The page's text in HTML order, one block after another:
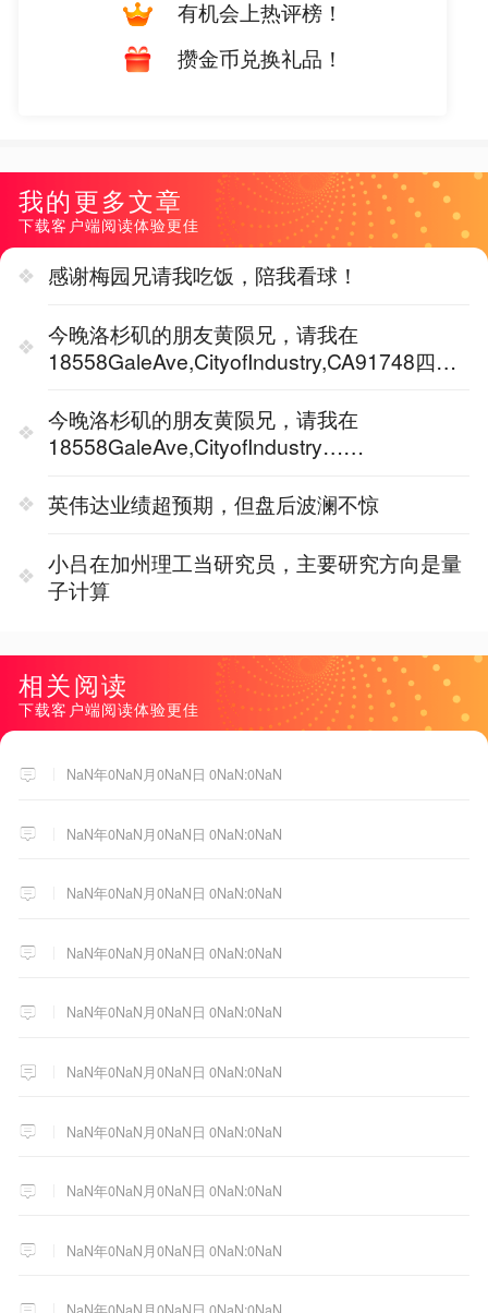
有机会上热评榜！
攒金币兑换礼品！
我的更多文章
下载客户端阅读体验更佳
感谢梅园兄请我吃饭，陪我看球！
今晚洛杉矶的朋友黄陨兄，请我在
18558GaleAve,CityofIndustry,CA91748四季
今晚洛杉矶的朋友黄陨兄，请我在
18558GaleAve,CityofIndustry……
英伟达业绩超预期，但盘后波澜不惊
小吕在加州理工当研究员，主要研究方向是量
子计算
相关阅读
下载客户端阅读体验更佳
NaN年0NaN月0NaN日 0NaN:0NaN
NaN年0NaN月0NaN日 0NaN:0NaN
NaN年0NaN月0NaN日 0NaN:0NaN
NaN年0NaN月0NaN日 0NaN:0NaN
NaN年0NaN月0NaN日 0NaN:0NaN
NaN年0NaN月0NaN日 0NaN:0NaN
NaN年0NaN月0NaN日 0NaN:0NaN
NaN年0NaN月0NaN日 0NaN:0NaN
NaN年0NaN月0NaN日 0NaN:0NaN